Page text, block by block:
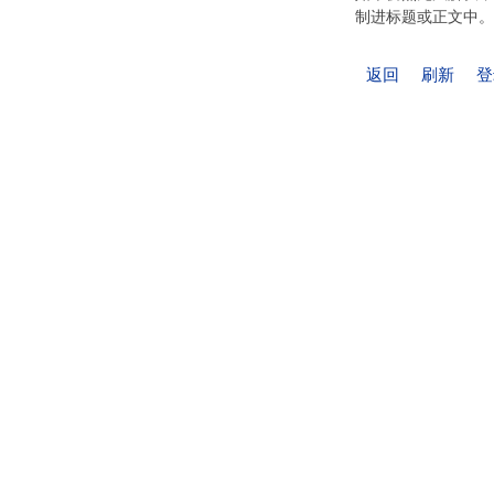
制进标题或正文中。
返回 刷新